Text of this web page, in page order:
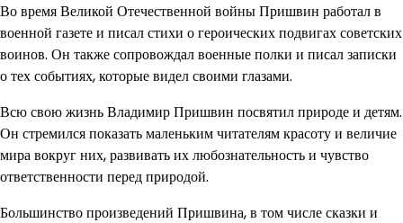
Во время Великой Отечественной войны Пришвин работал в
военной газете и писал стихи о героических подвигах советских
воинов. Он также сопровождал военные полки и писал записки
о тех событиях, которые видел своими глазами.
Всю свою жизнь Владимир Пришвин посвятил природе и детям.
Он стремился показать маленьким читателям красоту и величие
мира вокруг них, развивать их любознательность и чувство
ответственности перед природой.
Большинство произведений Пришвина, в том числе сказки и